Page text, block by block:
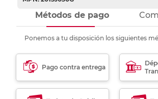
Métodos de pago
Ponemos a tu disposición los siguientes
Pago contra entrega